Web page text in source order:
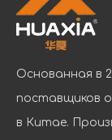
Основанная в
поставщиков
в Китае.